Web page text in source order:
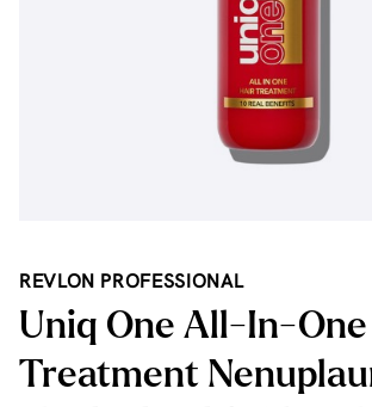
REVLON PROFESSIONAL
Uniq One All-In-
Treatment